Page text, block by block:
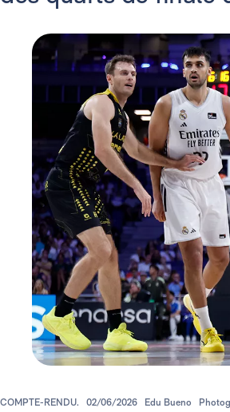
COMPTE-RENDU. 02/06/2026 Edu Bueno